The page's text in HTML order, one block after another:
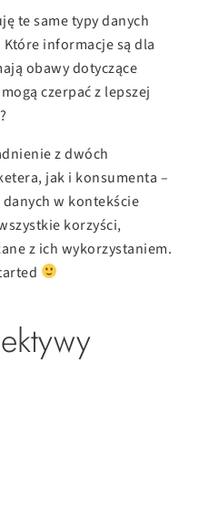
te same typy danych
informacje są dla
obawy dotyczące
czerpać z lepszej
z dwóch
jak i konsumenta –
w kontekście
korzyści,
z ich wykorzystaniem.